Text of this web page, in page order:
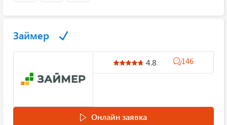
Займер
4.8 146
Онлайн заявка